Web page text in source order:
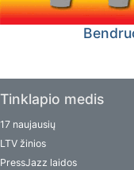
Tinklapio medis
17 naujausių
LTV žinios
PressJazz laidos